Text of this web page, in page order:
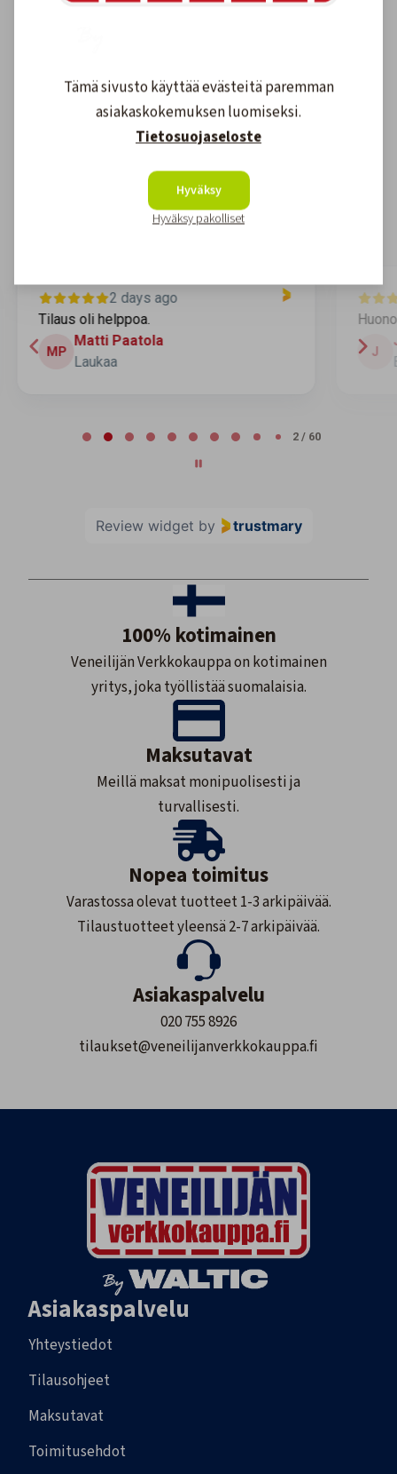
Asiakkaidemme kokemuksia
Kirjoita arvostelu
4 days ago
Huonot hakutoiminnot
Jari
Espoo
2 / 60
Review widget by trustmary
100% kotimainen
Veneilijän Verkkokauppa on kotimainen
yritys, joka työllistää suomalaisia.
Maksutavat
Meillä maksat monipuolisesti ja
turvallisesti.
Nopea toimitus
Varastossa olevat tuotteet 1-3 arkipäivää.
Tilaustuotteet yleensä 2-7 arkipäivää.
Asiakaspalvelu
020 755 8926
tilaukset@veneilijanverkkokauppa.fi
Asiakaspalvelu
Yhteystiedot
Tilausohjeet
Maksutavat
Toimitusehdot
Tämä sivusto käyttää evästeitä paremman
asiakaskokemuksen luomiseksi.
Tietosuojaseloste
Hyväksy
Hyväksy pakolliset